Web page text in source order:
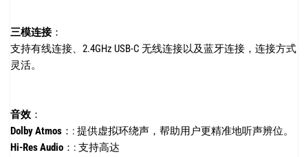
三模连接：
支持有线连接、2.4GHz USB-C 无线连接以及蓝牙连接，连接方式
灵活。
音效 ：
Dolby Atmos ：: 提供虚拟环绕声，帮助用户更精准地听声辨位。
Hi-Res Audio ：: 支持高达